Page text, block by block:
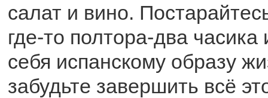
салат и вино.
где-то полтора-два часика
себя испанскому образу
забудьте завершить всё